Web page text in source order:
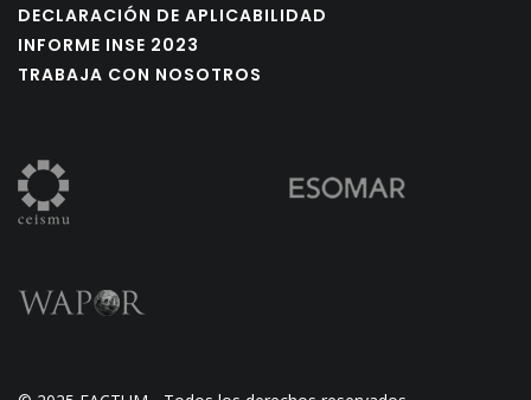
DECLARACIÓN DE APLICABILIDAD
INFORME INSE 2023
TRABAJA CON NOSOTROS